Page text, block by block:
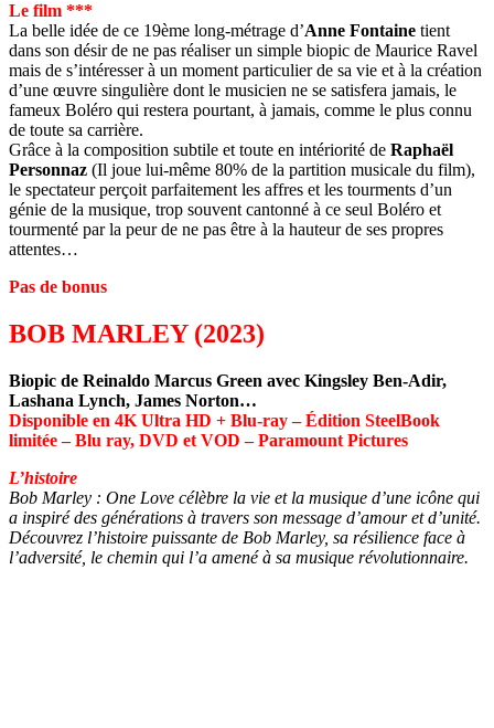
Le film ***
La belle idée de ce 19ème long-métrage d’Anne Fontaine tient
dans son désir de ne pas réaliser un simple biopic de Maurice Ravel
mais de s’intéresser à un moment particulier de sa vie et à la création
d’une œuvre singulière dont le musicien ne se satisfera jamais, le
fameux Boléro qui restera pourtant, à jamais, comme le plus connu
de toute sa carrière.
Grâce à la composition subtile et toute en intériorité de Raphaël
Personnaz (Il joue lui-même 80% de la partition musicale du film),
le spectateur perçoit parfaitement les affres et les tourments d’un
génie de la musique, trop souvent cantonné à ce seul Boléro et
tourmenté par la peur de ne pas être à la hauteur de ses propres
attentes…
Pas de bonus
BOB MARLEY (2023)
Biopic de Reinaldo Marcus Green avec Kingsley Ben-Adir,
Lashana Lynch, James Norton…
Disponible en 4K Ultra HD + Blu-ray – Édition SteelBook
limitée – Blu ray, DVD et VOD – Paramount Pictures
L’histoire
Bob Marley : One Love célèbre la vie et la musique d’une icône qui
a inspiré des générations à travers son message d’amour et d’unité.
Découvrez l’histoire puissante de Bob Marley, sa résilience face à
l’adversité, le chemin qui l’a amené à sa musique révolutionnaire.